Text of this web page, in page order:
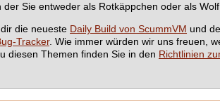
Sie entweder als Rotkäppchen oder als Wolf
die neueste Daily Build von ScummVM und
Tracker. Wie immer würden wir uns freuen,
diesen Themen finden Sie in den Richtlinien